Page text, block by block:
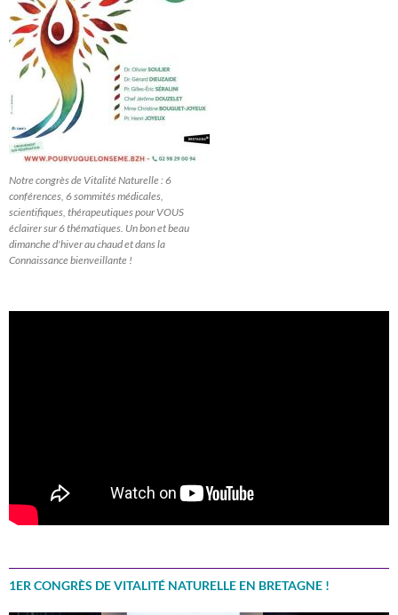
Notre congrès de Vitalité Naturelle : 6
conférences, 6 sommités médicales,
scientifiques, thérapeutiques pour VOUS
éclairer sur 6 thématiques. Un bon et beau
dimanche d'hiver au chaud et dans la
Connaissance bienveillante !
1ER CONGRÈS DE VITALITÉ NATURELLE EN BRETAGNE !